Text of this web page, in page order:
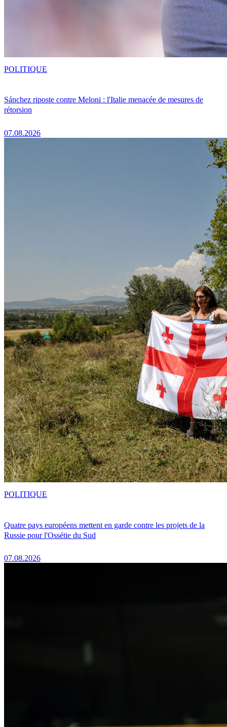
Sánchez riposte contre Meloni : l'Italie menacée de mesures de
rétorsion
07.08.2026
POLITIQUE
Quatre pays européens mettent en garde contre les projets de la
Russie pour l'Ossétie du Sud
07.08.2026
POLITIQUE